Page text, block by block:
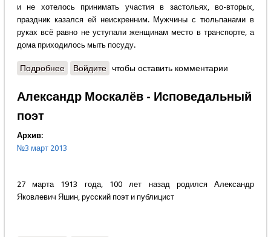
и не хотелось принимать участия в застольях, во-вторых,
праздник казался ей неискренним. Мужчины с тюльпанами в
руках всё равно не уступали женщинам место в транспорте, а
дома приходилось мыть посуду.
Подробнеео Ирина Турковская - Дашин кошелёк
Войдите чтобы оставить комментарии
Александр Москалёв - Исповедальный
поэт
Архив:
№3 март 2013
27 марта 1913 года, 100 лет назад родился Александр
Яковлевич Яшин, русский поэт и публицист